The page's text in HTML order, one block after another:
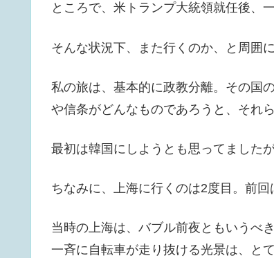
ところで、米トランプ大統領就任後、
そんな状況下、また行くのか、と周囲
私の旅は、基本的に政教分離。その国
や信条がどんなものであろうと、それ
最初は韓国にしようとも思ってました
ちなみに、上海に行くのは2度目。前
当時の上海は、バブル前夜ともいうべ
一斉に自転車が走り抜ける光景は、と